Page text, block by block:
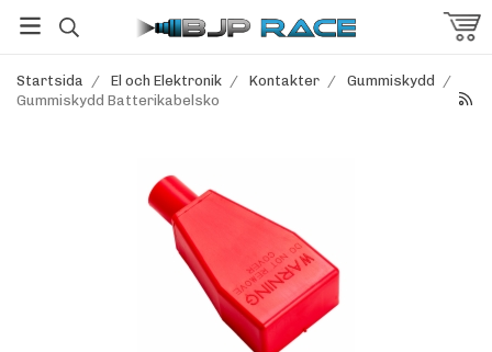
Startsida / El och Elektronik / Kontakter / Gummiskydd
/
Gummiskydd Batterikabelsko